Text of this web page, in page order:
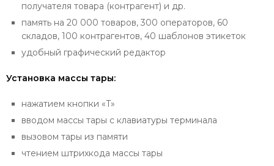
получателя товара (контрагент) и др.
память на 20 000 товаров, 300 операторов, 60
складов, 100 контрагентов, 40 шаблонов этикеток
удобный графический редактор
Установка массы тары:
нажатием кнопки «T»
вводом массы тары с клавиатуры терминала
вызовом тары из памяти
чтением штрихкода массы тары